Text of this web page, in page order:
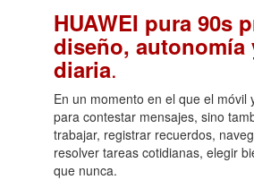
HUAWEI pura 90s
diseño, autonomía
diaria.
En un momento en el que el móvil
para contestar mensajes, sino
trabajar, registrar recuerdos,
resolver tareas cotidianas, elegir
que nunca.